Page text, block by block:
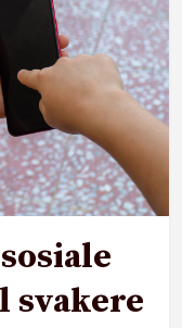
svakere